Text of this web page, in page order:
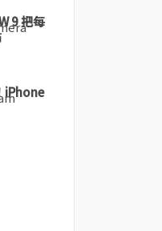
9 把每
iPhone